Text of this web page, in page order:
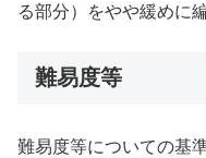
る部分）をやや緩めに
難易度等
難易度等についての基